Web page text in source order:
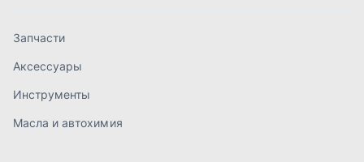
Контакты
order@mteh74.ru